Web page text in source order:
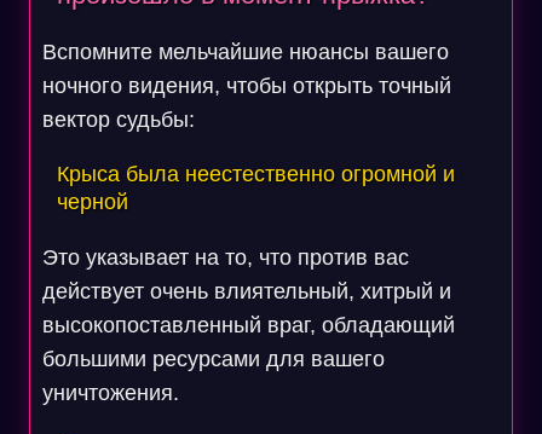
Вспомните мельчайшие нюансы вашего
ночного видения, чтобы открыть точный
вектор судьбы:
Крыса была неестественно огромной и
черной
Это указывает на то, что против вас
действует очень влиятельный, хитрый и
высокопоставленный враг, обладающий
большими ресурсами для вашего
уничтожения.